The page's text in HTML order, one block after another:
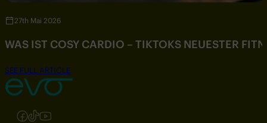
27th Mai 2026
WAS IST COSY CARDIO – TIKTOKS NEUESTER
SEE FULL ARTICLE
Folgen Sie uns auf Instagram
Folgen Sie uns auf Facebook
Folgen Sie uns auf TikTok
Folgen Sie uns auf YouTube